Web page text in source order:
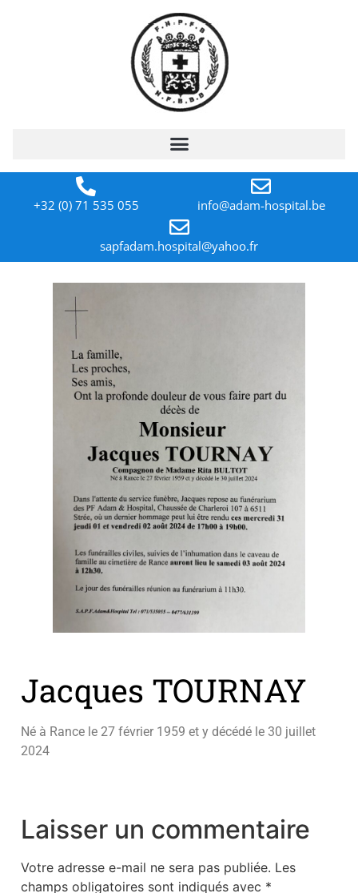
+32 (0) 71 535 055 info@adam-hospital.be
sapfadam.hospital@yahoo.fr
Jacques TOURNAY
Né à Rance le 27 février 1959 et y décédé le 30 juillet
2024
Laisser un commentaire
Votre adresse e-mail ne sera pas publiée. Les
champs obligatoires sont indiqués avec *